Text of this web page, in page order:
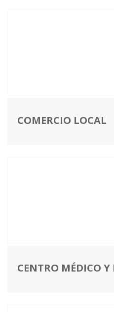
COMERCIO LOCAL
CENTRO MÉDICO Y